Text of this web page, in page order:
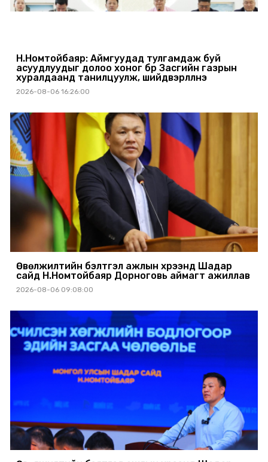
Н.Номтойбаяр: Аймгуудад тулгамдаж буй
асуудлуудыг долоо хоног бүр Засгийн газрын
хуралдаанд танилцуулж, шийдвэрлүүлнэ
2026-08-06 16:26:00
Өвөлжилтийн бэлтгэл ажлын хүрээнд Шадар
сайд Н.Номтойбаяр Дорноговь аймагт ажиллав
2026-08-06 09:08:00